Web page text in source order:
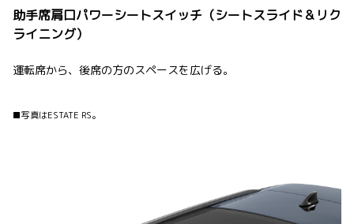
助手席肩口パワーシートスイッチ（シートスライド＆リク
ライニング）
運転席から、後席の方のスペースを広げる。
■写真はESTATE RS。